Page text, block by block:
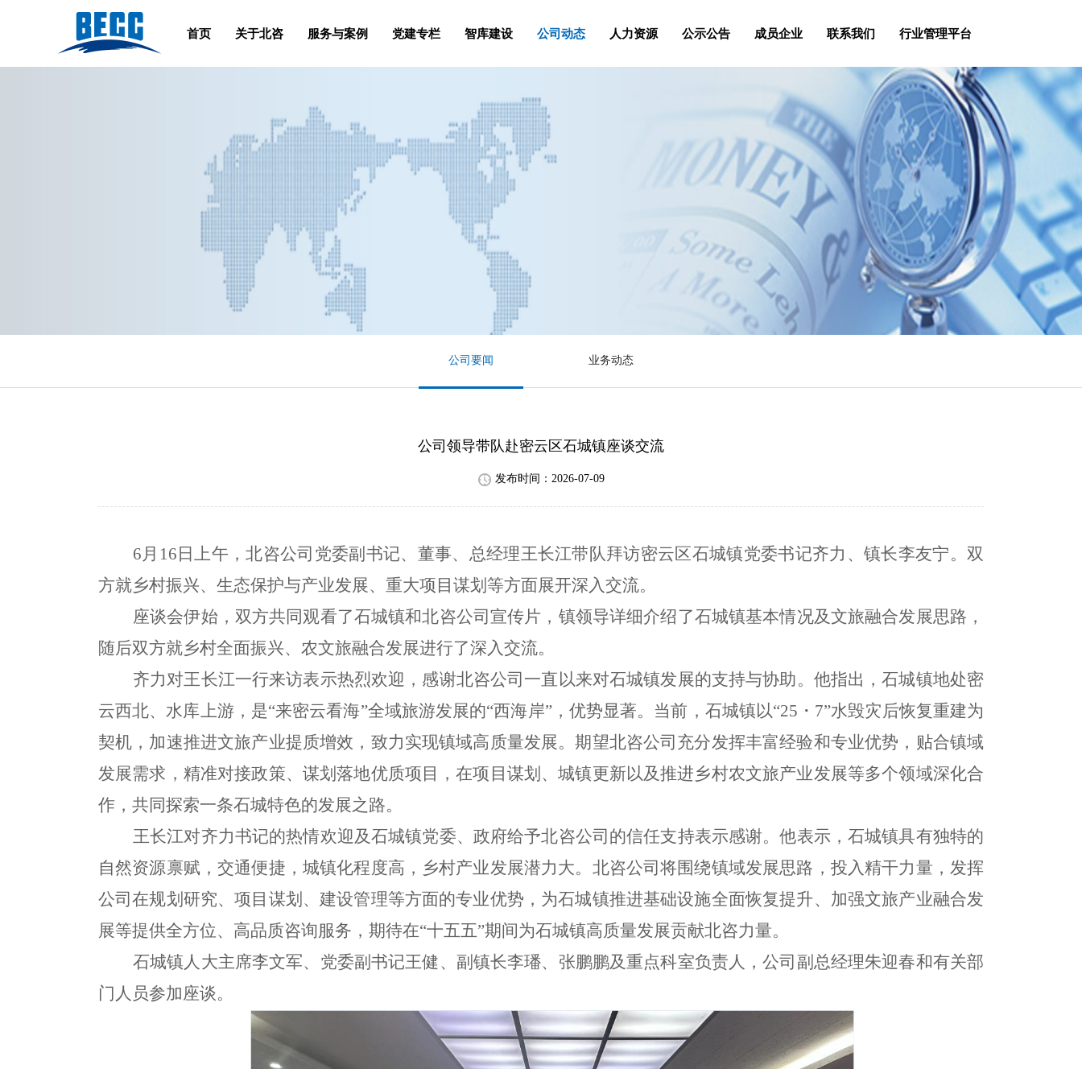
首页 关于北咨 服务与案例 党建专栏 智库建设 公司动态 人力资源 公示公告 成员企业 联系我们 行业管理平台
公司要闻 业务动态
公司领导带队赴密云区石城镇座谈交流
发布时间：2026-07-09
6月16日上午，北咨公司党委副书记、董事、总经理王长江带队拜访密云区石城镇党委书记齐力、镇长李友宁。双
方就乡村振兴、生态保护与产业发展、重大项目谋划等方面展开深入交流。
座谈会伊始，双方共同观看了石城镇和北咨公司宣传片，镇领导详细介绍了石城镇基本情况及文旅融合发展思路，
随后双方就乡村全面振兴、农文旅融合发展进行了深入交流。
齐力对王长江一行来访表示热烈欢迎，感谢北咨公司一直以来对石城镇发展的支持与协助。他指出 ，石城镇地处密
云西北、水库上游，是“来密云看海”全域旅游发展的“西海岸”，优势显著。当前，石城镇以“25・7”水毁灾后恢复重建为
契机，加速推进文旅产业提质增效，致力实现镇域高质量发展。期望北咨公司充分发挥丰富经验和专业优势，贴合镇域
发展需求，精准对接政策、谋划落地优质项目，在项目谋划、城镇更新以及推进乡村农文旅产业发展等多个领域深化合
作，共同探索一条石城特色的发展之路。
王长江对齐力书记的热情欢迎及石城镇党委、政府给予北咨公司的信任支持表示感谢。他表示，石城镇具有独特的
自然资源禀赋，交通便捷，城镇化程度高，乡村产业发展潜力大。北咨公司将围绕镇域发展思路，投入精干力量，发挥
公司在规划研究、项目谋划、建设管理等方面的专业优势，为石城镇推进基础设施全面恢复提升、加强文旅产业融合发
展等提供全方位、高品质咨询服务，期待在“十五五”期间为石城镇高质量发展贡献北咨力量。
石城镇人大主席李文军、党委副书记王健、副镇长李璠、张鹏鹏及重点科室负责人，公司副总经理朱迎春和有关部
门人员参加座谈。